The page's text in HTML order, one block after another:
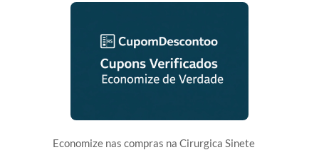
Economize nas compras na Cirurgica Sinete